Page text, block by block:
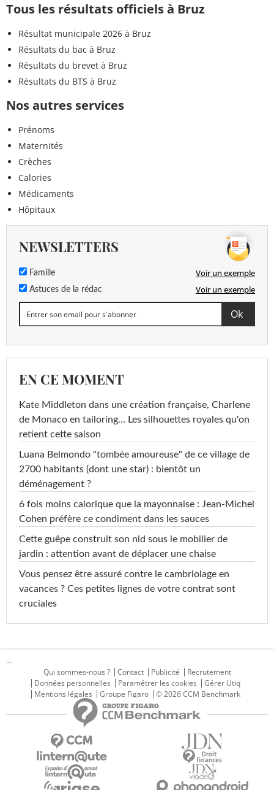
Tous les résultats officiels à Bruz
Résultat municipale 2026 à Bruz
Résultats du bac à Bruz
Résultats du brevet à Bruz
Résultats du BTS à Bruz
Nos autres services
Prénoms
Maternités
Crèches
Calories
Médicaments
Hôpitaux
NEWSLETTERS
Famille Voir un exemple
Astuces de la rédac Voir un exemple
EN CE MOMENT
Kate Middleton dans une création française, Charlene
de Monaco en tailoring… Les silhouettes royales qu'on
retient cette saison
Luana Belmondo "tombée amoureuse" de ce village de
2700 habitants (dont une star) : bientôt un
déménagement ?
6 fois moins calorique que la mayonnaise : Jean-Michel
Cohen préfère ce condiment dans les sauces
Cette guêpe construit son nid sous le mobilier de
jardin : attention avant de déplacer une chaise
Vous pensez être assuré contre le cambriolage en
vacances ? Ces petites lignes de votre contrat sont
cruciales
...
Qui sommes-nous ?
Contact Publicité
Recrutement
Données personnelles
Paramétrer les cookies
Gérer Utiq
Mentions légales
Groupe Figaro © 2026 CCM Benchmark